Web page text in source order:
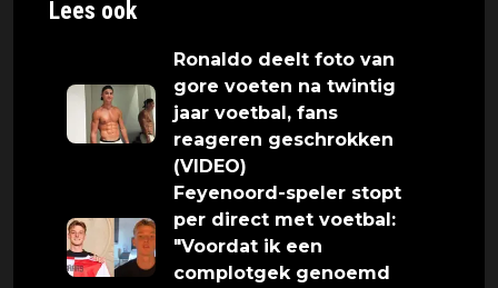
Lees ook
Ronaldo deelt foto van
gore voeten na twintig
jaar voetbal, fans
reageren geschrokken
(VIDEO)
Feyenoord-speler stopt
per direct met voetbal:
"Voordat ik een
complotgek genoemd